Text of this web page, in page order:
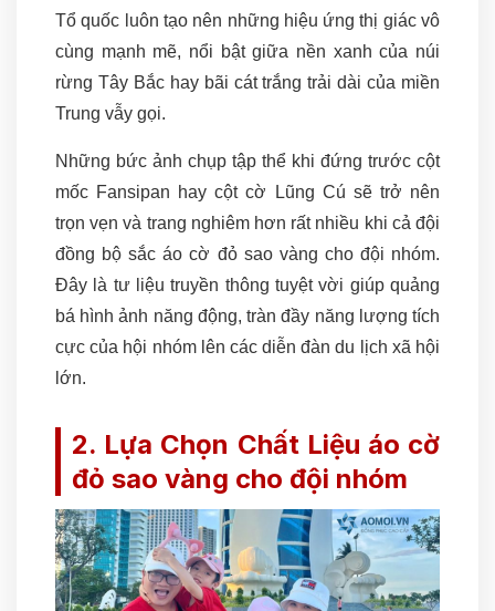
Tổ quốc luôn tạo nên những hiệu ứng thị giác vô
cùng mạnh mẽ, nổi bật giữa nền xanh của núi
rừng Tây Bắc hay bãi cát trắng trải dài của miền
Trung vẫy gọi.
Những bức ảnh chụp tập thể khi đứng trước cột
mốc Fansipan hay cột cờ Lũng Cú sẽ trở nên
trọn vẹn và trang nghiêm hơn rất nhiều khi cả đội
đồng bộ sắc áo cờ đỏ sao vàng cho đội nhóm.
Đây là tư liệu truyền thông tuyệt vời giúp quảng
bá hình ảnh năng động, tràn đầy năng lượng tích
cực của hội nhóm lên các diễn đàn du lịch xã hội
lớn.
2. Lựa Chọn Chất Liệu áo cờ
đỏ sao vàng cho đội nhóm